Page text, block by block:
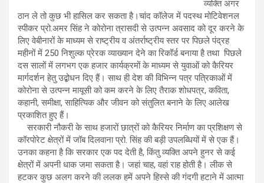
व्यक्ति अगर
ठान ले तो कुछ भी हासिल कर सकता है।चांद कॉलेज में पदस्थ मोटिवेशनल
स्पीकर प्रो.अमर सिंह ने कोरोना त्रासदी से उत्पन्न अवसाद को दूर करने के
लिए वेबीनारों के माध्यम से राष्ट्रीय व अंतर्राष्ट्रीय स्तर पर पिछले पंद्रह
महीनों में 250 निशुल्क प्रेरक व्याख्यान देने का रिकॉर्ड बनाया है तथा पिछले
दस सालों में लगभग एक हजार कार्यक्रमों के माध्यम से युवाओं को कैरियर
मार्गदर्शन हेतु उद्बोधन दिए हैं। साथ ही देश की विभिन्न पत्र पत्रिकाओं में
कोरोना से उत्पन्न मायूसी को कम करने के लिए तैराक शोधपत्र, कविता,
कहानी, समीक्षा, साहित्यिक और जीवन को संतुलित बनाने के लिए आलेख
प्रकाशित हुए हैं।
सरकारी नौकरी के साथ हजारों छात्रों को कैरियर निर्माण का प्रशिक्षण से
कॉरपोरेट क्षेत्रों में जॉब दिलवाना प्रो. सिंह की बड़ी उपलब्धियों में से एक हैं।
उनका कहना है कि सरकार एक पद देती है, किंतु व्यक्ति अपने हुनर से कई
क्षेत्रों में अपनी धाक जमा सकता है। जहां चाह, वहां राह होती है। लीक से
हटकर कुछ अलग करने की ललक हमें अपने हिस्से की गंदगी हटाने में आत्मा